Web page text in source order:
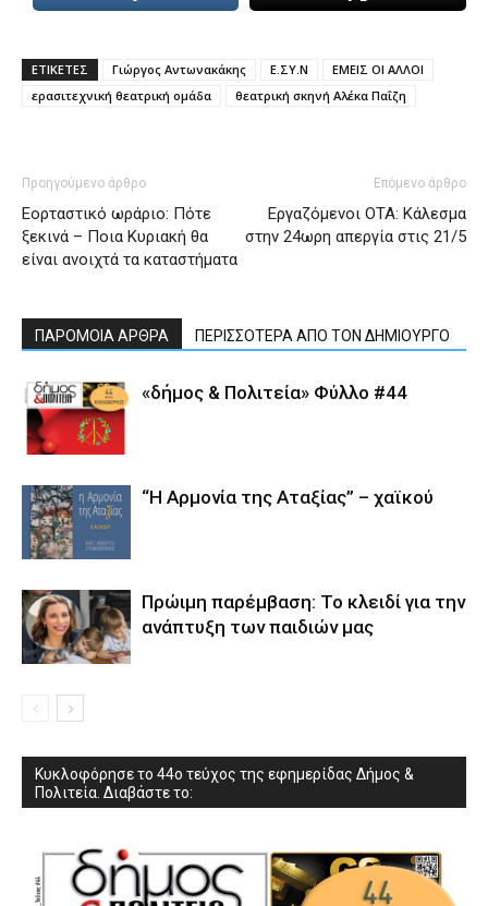
ΕΤΙΚΕΤΕΣ Γιώργος Αντωνακάκης Ε.ΣΥ.Ν
ΕΜΕΙΣ ΟΙ ΑΛΛOI
ερασιτεχνική θεατρική ομάδα
θεατρική σκηνή Αλέκα Παΐζη
Προηγούμενο άρθρο
Εορταστικό ωράριο: Πότε
ξεκινά – Ποια Κυριακή θα
είναι ανοιχτά τα καταστήματα
Επόμενο άρθρο
Εργαζόμενοι ΟΤΑ: Κάλεσμα
στην 24ωρη απεργία στις 21/5
ΠΑΡΟΜΟΙΑ ΑΡΘΡΑ ΠΕΡΙΣΣΟΤΕΡΑ ΑΠΟ ΤΟΝ ΔΗΜΙΟΥΡΓΟ
«δήμος & Πολιτεία» Φύλλο #44
“Η Αρμονία της Αταξίας” – χαϊκού
Πρώιμη παρέμβαση: Το κλειδί για την
ανάπτυξη των παιδιών µας
Κυκλοφόρησε το 44ο τεύχος της εφημερίδας Δήμος &
Πολιτεία. Διαβάστε το: